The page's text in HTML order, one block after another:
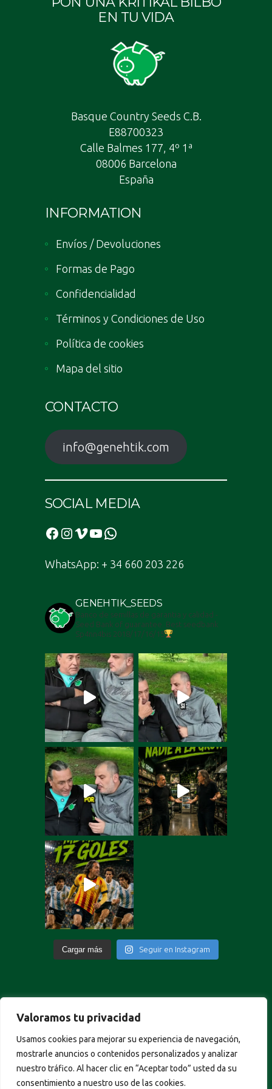
Valoramos tu privacidad
Usamos cookies para mejorar su experiencia de navegación,
mostrarle anuncios o contenidos personalizados y analizar
nuestro tráfico. Al hacer clic en “Aceptar todo” usted da su
consentimiento a nuestro uso de las cookies.
EN TU VIDA
Basque Country Seeds C.B.
E88700323
Calle Balmes 177, 4º 1ª
08006 Barcelona
España
INFORMATION
Envíos / Devoluciones
Formas de Pago
Confidencialidad
Términos y Condiciones de Uso
Política de cookies
Mapa del sitio
CONTACTO
info@genehtik.com
SOCIAL MEDIA
Facebook
Instagram
Vimeo
YouTube
WhatsApp
WhatsApp: + 34 660 203 226
GENEHTIK_SEEDS
Banco de semillas de garantia y calidad -
Seed Bank of guarantee. Best seedbank
Sp4nn4bis 2018/17/16/15
Cargar más Seguir en Instagram
French
Italian
German